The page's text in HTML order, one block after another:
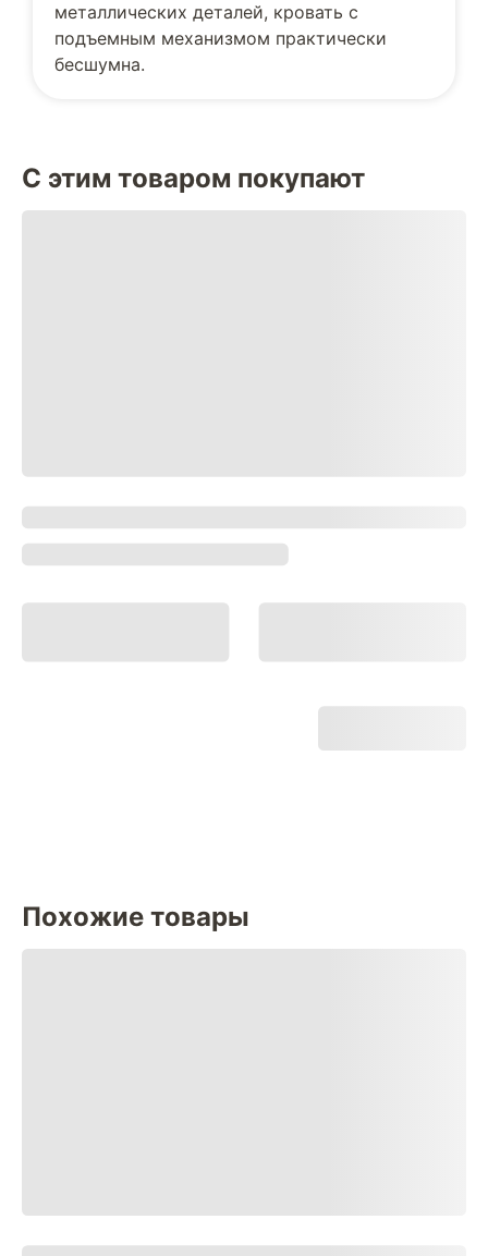
металлических деталей, кровать с
подъемным механизмом практически
бесшумна.
С этим товаром покупают
Похожие товары